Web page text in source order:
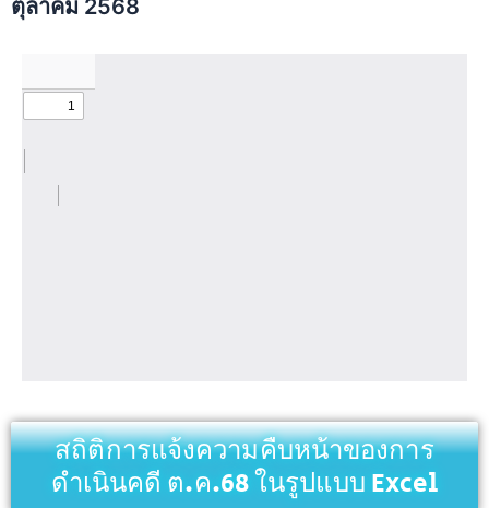
ตุลาคม 2568
สถิติการแจ้งความคืบหน้าของการ
ดำเนินคดี ต.ค.68 ในรูปแบบ Excel